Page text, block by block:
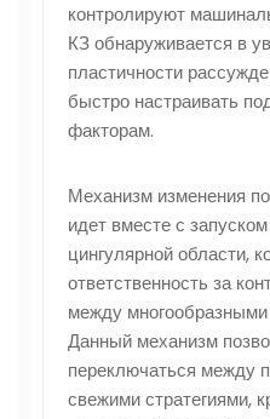
контролируют
КЗ обнаруживается в
пластичности
быстро настраивать
факторам.
Механизм изменения
идет вместе с
цингулярной области,
ответственность за
между
Данный механизм
переключаться между
свежими стратегиями,